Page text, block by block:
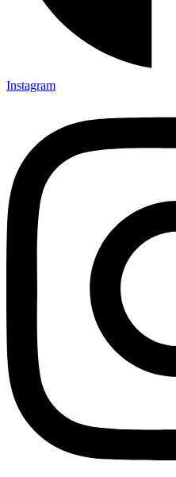
Instagram